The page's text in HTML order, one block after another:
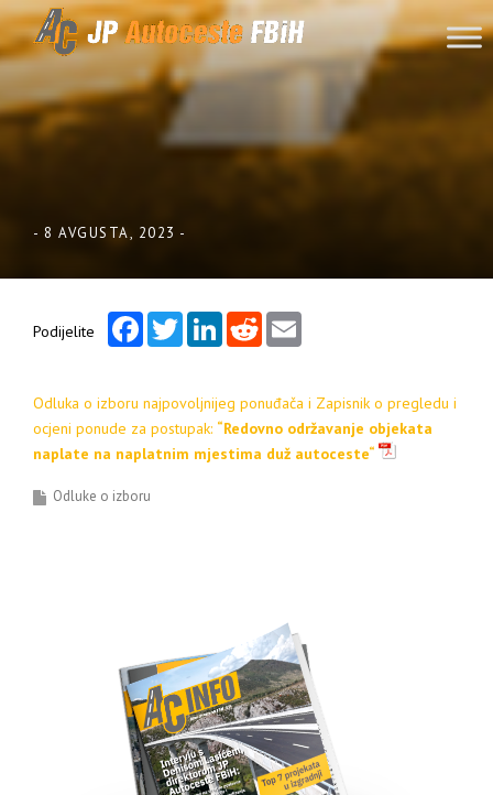
Skip to content
- 8 AVGUSTA, 2023 -
Podijelite
FacebookTwitterLinkedInReddit
Odluka o izboru najpovoljnijeg ponuđača i Zapisnik o pregledu i
ocjeni ponude za postupak: “Redovno održavanje objekata
naplate na naplatnim mjestima duž autoceste“
Odluke o izboru